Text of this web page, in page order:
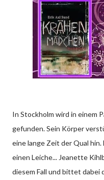
In Stockholm wird in einem
gefunden. Sein Körper
eine lange Zeit der Qual
einen Leiche... Jeanette
diesem Fall und bittet dabei